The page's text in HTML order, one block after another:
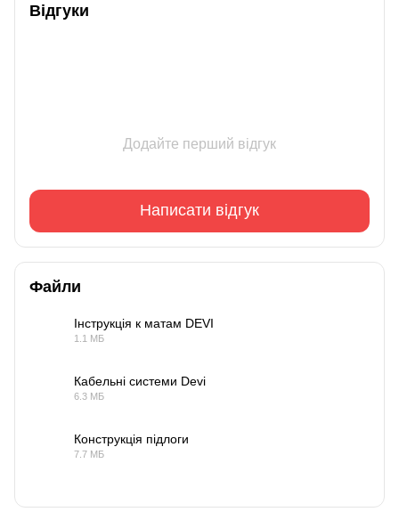
Відгуки
Додайте перший відгук
Написати відгук
Файли
Інструкція к матам DEVI
1.1 МБ
Кабельні системи Devi
6.3 МБ
Конструкція підлоги
7.7 МБ